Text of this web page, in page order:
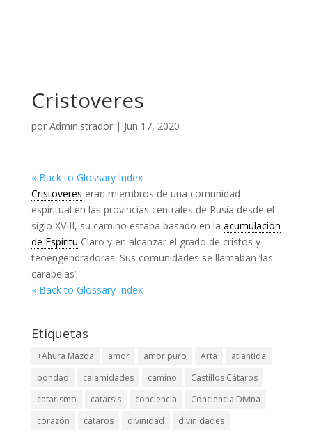
Cristoveres
por Administrador| Jun 17, 2020
« Back to Glossary Index
Cristoveres eran miembros de una comunidad
espiritual en las provincias centrales de Rusia desde el
siglo XVIII, su camino estaba basado en la acumulación
de Espíritu Claro y en alcanzar el grado de cristos y
teoengendradoras. Sus comunidades se llamaban ‘las
carabelas’.
« Back to Glossary Index
Etiquetas
+Ahura Mazda amor amor puro Arta
atlantida
bondad
calamidades camino
Castillos Cátaros
catarismo
catarsis conciencia
Conciencia Divina
corazón
cátaros divinidad
divinidades